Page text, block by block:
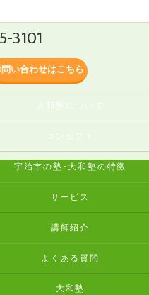
3101
い合わせはこちら
大和塾について
コンセプト
宇治市の塾･大和塾の特徴
サービス
講師紹介
よくある質問
大和塾